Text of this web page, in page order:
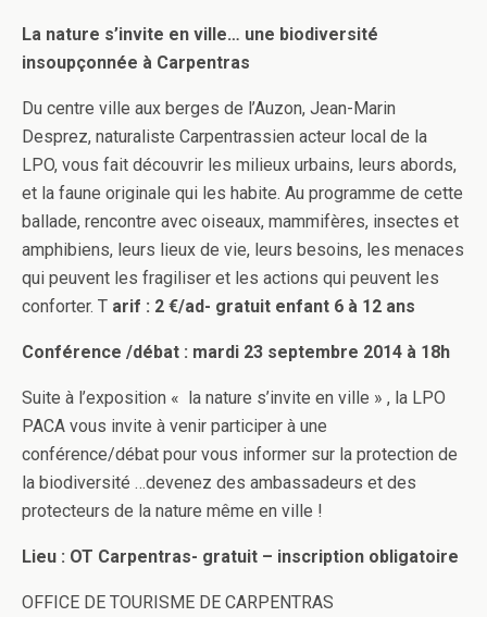
La nature s’invite en ville… une biodiversité
insoupçonnée à Carpentras
Du centre ville aux berges de l’Auzon, Jean-Marin
Desprez, naturaliste Carpentrassien acteur local de la
LPO, vous fait découvrir les milieux urbains, leurs abords,
et la faune originale qui les habite. Au programme de cette
ballade, rencontre avec oiseaux, mammifères, insectes et
amphibiens, leurs lieux de vie, leurs besoins, les menaces
qui peuvent les fragiliser et les actions qui peuvent les
conforter. T arif : 2 €/ad- gratuit enfant 6 à 12 ans
Conférence /débat : mardi 23 septembre 2014 à 18h
Suite à l’exposition « la nature s’invite en ville » , la LPO
PACA vous invite à venir participer à une
conférence/débat pour vous informer sur la protection de
la biodiversité …devenez des ambassadeurs et des
protecteurs de la nature même en ville !
Lieu : OT Carpentras- gratuit – inscription obligatoire
OFFICE DE TOURISME DE CARPENTRAS